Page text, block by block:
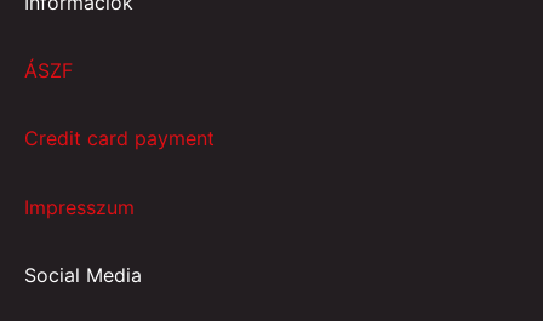
ÁSZF
Credit card payment
Impresszum
Social Media